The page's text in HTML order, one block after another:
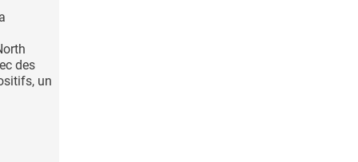
des
un